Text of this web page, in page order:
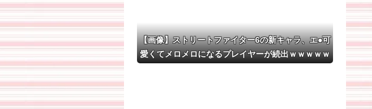
【画像】ストリートファイター6の新キャラ、エ●可
愛くてメロメロになるプレイヤーが続出ｗｗｗｗｗ